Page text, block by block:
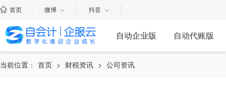
首页 微博 抖音
自动企业版 自动代账版
当前位置： 首页 > 财税资讯 > 公司资讯